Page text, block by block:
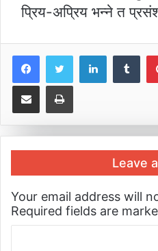
प्रिय-अप्रिय भन्ने त
LinkedIn
Share via EmailPrint
Leave
Your email address will
Required fields are